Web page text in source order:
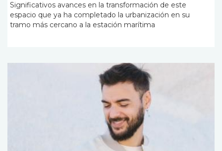
Significativos avances en la transformación de este
espacio que ya ha completado la urbanización en su
tramo más cercano a la estación marítima